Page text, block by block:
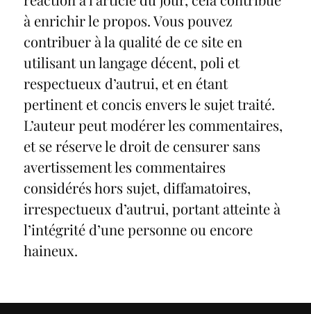
à enrichir le propos. Vous pouvez
contribuer à la qualité de ce site en
utilisant un langage décent, poli et
respectueux d’autrui, et en étant
pertinent et concis envers le sujet traité.
L’auteur peut modérer les commentaires,
et se réserve le droit de censurer sans
avertissement les commentaires
considérés hors sujet, diffamatoires,
irrespectueux d’autrui, portant atteinte à
l’intégrité d’une personne ou encore
haineux.